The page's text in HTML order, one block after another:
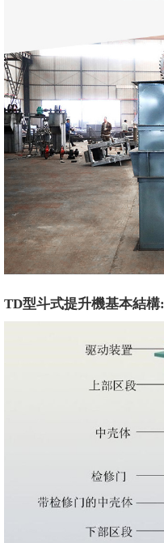
TD型斗式提升機基本結構: